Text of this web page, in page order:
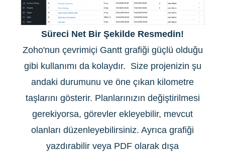
Süreci Net Bir Şekilde Resmedin!
Zoho'nun çevrimiçi Gantt grafiği güçlü olduğu
gibi kullanımı da kolaydır. Size projenizin şu
andaki durumunu ve öne çıkan kilometre
taşlarını gösterir. Planlarınızın değiştirilmesi
gerekiyorsa, görevler ekleyebilir, mevcut
olanları düzenleyebilirsiniz. Ayrıca grafiği
yazdırabilir veya PDF olarak dışa